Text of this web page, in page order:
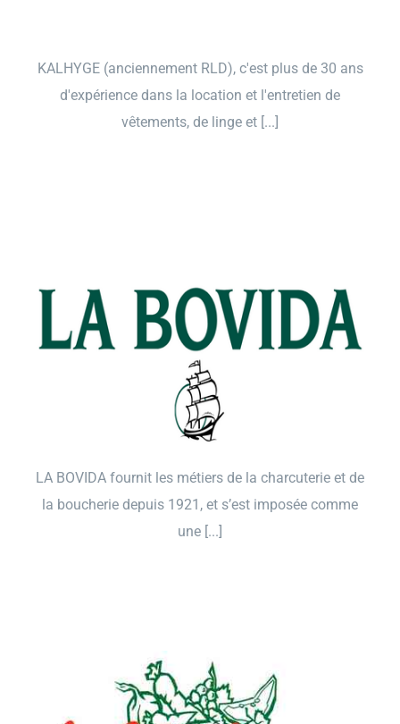
KALHYGE (anciennement RLD), c'est plus de 30 ans
d'expérience dans la location et l'entretien de
vêtements, de linge et [...]
LA BOVIDA fournit les métiers de la charcuterie et de
la boucherie depuis 1921, et s’est imposée comme
une [...]